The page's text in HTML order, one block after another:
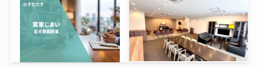
一般公開 一般公開